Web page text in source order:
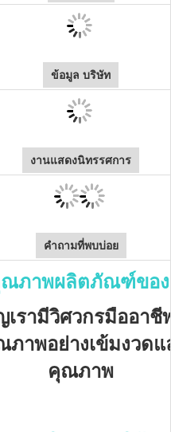
ข้อมูล บริษัท
งานแสดงนิทรรศการ
คำถามที่พบบ่อย
ภาพผลิตภัณฑ์ของ
รามีวิศวกรมืออา
าพอย่างเข้มงวดแ
คุณภาพ